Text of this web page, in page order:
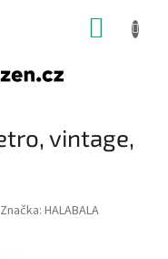
vintage,
Značka: HALABALA